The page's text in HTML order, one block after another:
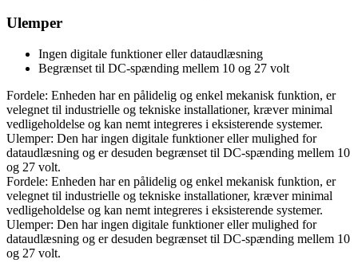
Ulemper
Ingen digitale funktioner eller dataudlæsning
Begrænset til DC-spænding mellem 10 og 27 volt
Fordele: Enheden har en pålidelig og enkel mekanisk funktion, er
velegnet til industrielle og tekniske installationer, kræver minimal
vedligeholdelse og kan nemt integreres i eksisterende systemer.
Ulemper: Den har ingen digitale funktioner eller mulighed for
dataudlæsning og er desuden begrænset til DC-spænding mellem 10
og 27 volt.
Fordele: Enheden har en pålidelig og enkel mekanisk funktion, er
velegnet til industrielle og tekniske installationer, kræver minimal
vedligeholdelse og kan nemt integreres i eksisterende systemer.
Ulemper: Den har ingen digitale funktioner eller mulighed for
dataudlæsning og er desuden begrænset til DC-spænding mellem 10
og 27 volt.